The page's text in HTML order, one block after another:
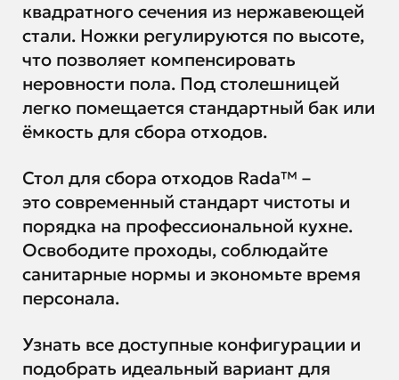
квадратного сечения из нержавеющей
стали. Ножки регулируются по высоте,
что позволяет компенсировать
неровности пола. Под столешницей
легко помещается стандартный бак или
ёмкость для сбора отходов.
Стол для сбора отходов Rada™ –
это современный стандарт чистоты и
порядка на профессиональной кухне.
Освободите проходы, соблюдайте
санитарные нормы и экономьте время
персонала.
Узнать все доступные конфигурации и
подобрать идеальный вариант для